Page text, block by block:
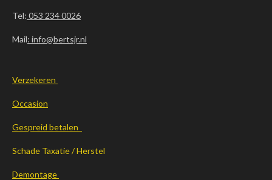
Tel: 053 234 0026
Mail: info@bertsjr.nl
Verzekeren
Occasion
Gespreid betalen
Schade Taxatie / Herstel
Demontage